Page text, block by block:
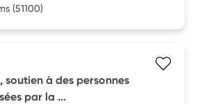
(51100)
soutien à des personnes
par la ...